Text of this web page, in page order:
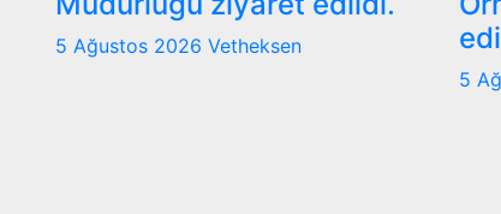
5 Ağustos 2026 Vetheksen
5